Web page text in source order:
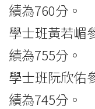
績為760分。
學士班黃若嵋
績為755分。
學士班阮欣佑
績為745分。